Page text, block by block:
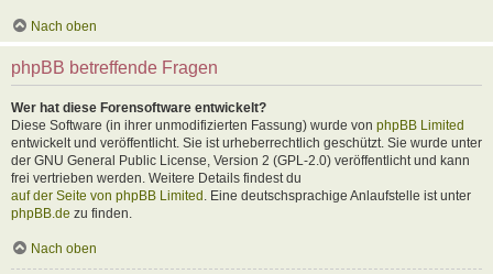
Nach oben
phpBB betreffende Fragen
Wer hat diese Forensoftware entwickelt?
Diese Software (in ihrer unmodifizierten Fassung) wurde von phpBB Limited
entwickelt und veröffentlicht. Sie ist urheberrechtlich geschützt. Sie wurde unter
der GNU General Public License, Version 2 (GPL-2.0) veröffentlicht und kann
frei vertrieben werden. Weitere Details findest du
auf der Seite von phpBB Limited . Eine deutschsprachige Anlaufstelle ist unter
phpBB.de zu finden.
Nach oben